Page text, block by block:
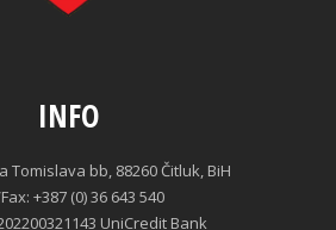
INFO
Tomislava bb, 88260 Čitluk, BiH
+387 (0) 36 643 540
UniCredit Bank